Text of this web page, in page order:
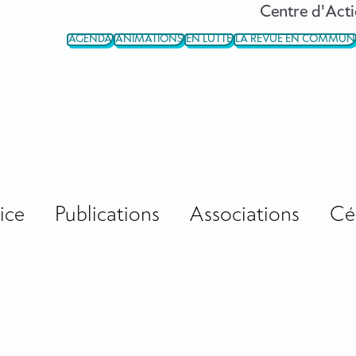
Centre
AGENDA ANIMATIONS EN LUTTE LA REVUE EN COMMUN
Publications Associations